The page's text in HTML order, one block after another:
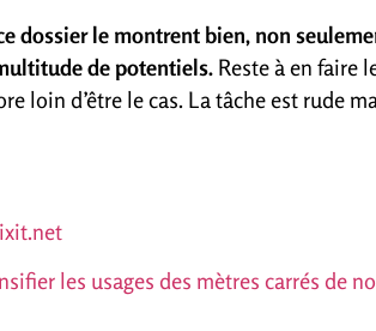
dossier le montrent bien, non
de potentiels. Reste à en faire
loin d’être le cas. La tâche est rude
les usages des mètres carrés de